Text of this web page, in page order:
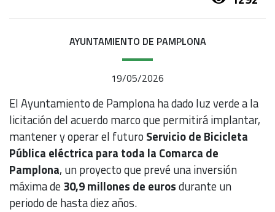
AYUNTAMIENTO DE PAMPLONA
19/05/2026
El Ayuntamiento de Pamplona ha dado luz verde a la
licitación del acuerdo marco que permitirá implantar,
mantener y operar el futuro Servicio de Bicicleta
Pública eléctrica para toda la Comarca de
Pamplona, un proyecto que prevé una inversión
máxima de30,9 millones de eurosdurante un
periodo de hasta diez años.